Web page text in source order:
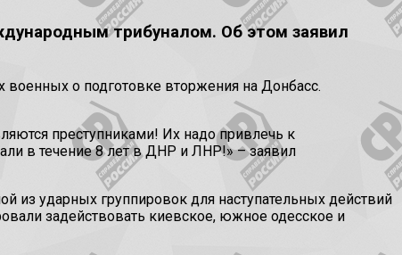
трибуналом. Об этом заявил
о подготовке вторжения на Донбасс.
преступниками! Их надо привлечь к
в течение 8 лет в ДНР и ЛНР!» – заявил
из ударных группировок для наступательных действий
задействовать киевское, южное одесское и